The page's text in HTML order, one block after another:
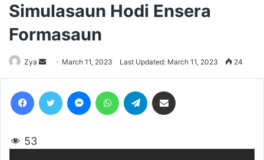
Simulasaun Hodi Ensera
Formasaun
Zya
Send
an
email
March 11, 2023 Last Updated: March 11, 2023 24
53